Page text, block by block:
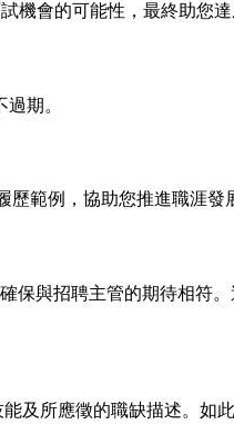
機會的可能性，最終助您
期。
歷範例，協助您推進職涯發
與招聘主管的期待相符
及所應徵的職缺描述。如